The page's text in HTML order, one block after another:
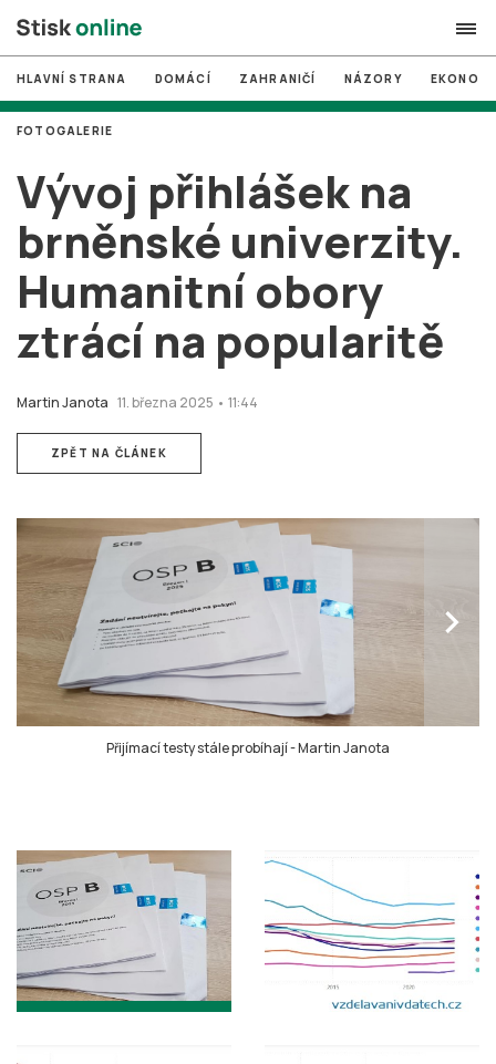
search
# MUNI
# Brno
# volby
login PŘIHLÁSIT SE
Zapomněli jste heslo?
HLAVNÍ STRANA DOMÁCÍ ZAHRANIČÍ NÁZORY
Vývoj přihlášek na
brněnské univerzity.
Humanitní obory
ztrácí na popularitě
Martin Janota 11. března 2025 • 11:44
FOTOGALERIE
ZPĚT NA ČLÁNEK
chevron_right
Přijímací testy stále probíhají-Martin Janota